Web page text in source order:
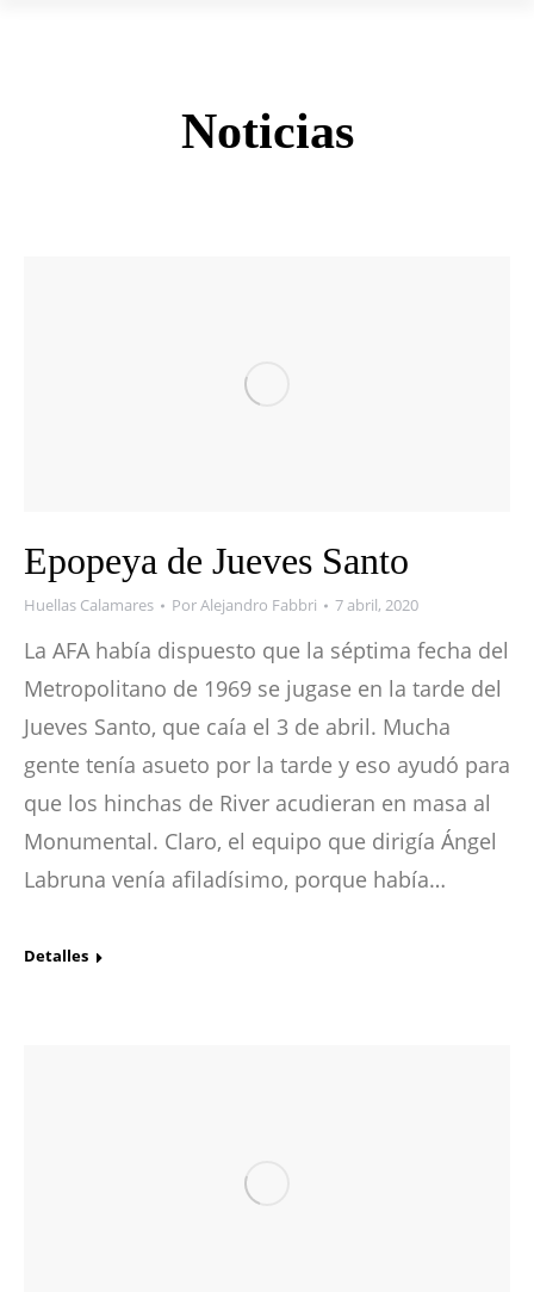
Noticias
Epopeya de Jueves Santo
Huellas Calamares PorAlejandro Fabbri 7 abril, 2020
La AFA había dispuesto que la séptima fecha del
Metropolitano de 1969 se jugase en la tarde del
Jueves Santo, que caía el 3 de abril. Mucha
gente tenía asueto por la tarde y eso ayudó para
que los hinchas de River acudieran en masa al
Monumental. Claro, el equipo que dirigía Ángel
Labruna venía afiladísimo, porque había…
Detalles